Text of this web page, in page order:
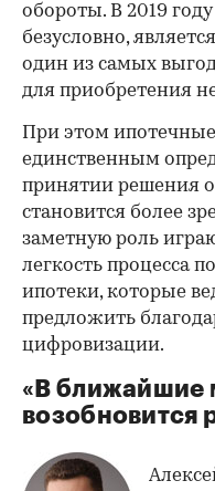
обороты. В 2019
безусловно,
один из самых
для приобретения
При этом
единственным
принятии решения
становится более
заметную роль
легкость процесса
ипотеки, которые
предложить
цифровизации.
«В ближайшие
возобновится